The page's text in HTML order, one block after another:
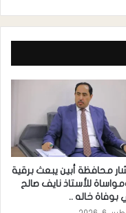
محافظة أبين يبعث برقية
للأستاذ نايف صالح
بوفاة خاله ..